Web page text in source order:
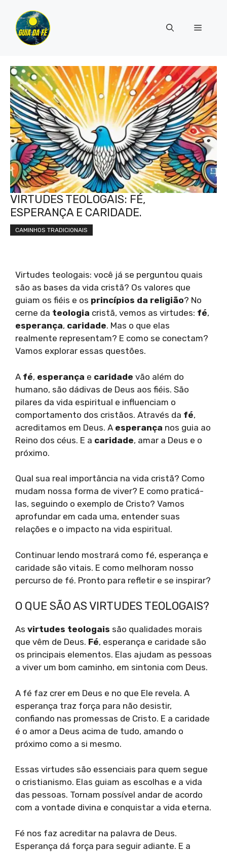
para
conteúdo
Menu
VIRTUDES TEOLOGAIS: FÉ,
ESPERANÇA E CARIDADE.
CAMINHOS TRADICIONAIS
Virtudes teologais: você já se perguntou quais
são as bases da vida cristã? Os valores que
guiam os fiéis e os princípios da religião? No
cerne da teologia cristã, vemos as virtudes: fé,
esperança, caridade. Mas o que elas
realmente representam? E como se conectam?
Vamos explorar essas questões.
A fé, esperança e caridade vão além do
humano, são dádivas de Deus aos fiéis. São
pilares da vida espiritual e influenciam o
comportamento dos cristãos. Através da fé,
acreditamos em Deus. A esperança nos guia ao
Reino dos céus. E a caridade, amar a Deus e o
próximo.
Qual sua real importância na vida cristã? Como
mudam nossa forma de viver? E como praticá-
las, seguindo o exemplo de Cristo? Vamos
aprofundar em cada uma, entender suas
relações e o impacto na vida espiritual.
Continuar lendo mostrará como fé, esperança e
caridade são vitais. E como melhoram nosso
percurso de fé. Pronto para refletir e se inspirar?
O QUE SÃO AS VIRTUDES TEOLOGAIS?
As virtudes teologais são qualidades morais
que vêm de Deus. Fé, esperança e caridade são
os principais elementos. Elas ajudam as pessoas
a viver um bom caminho, em sintonia com Deus.
A fé faz crer em Deus e no que Ele revela. A
esperança traz força para não desistir,
confiando nas promessas de Cristo. E a caridade
é o amor a Deus acima de tudo, amando o
próximo como a si mesmo.
Essas virtudes são essenciais para quem segue
o cristianismo. Elas guiam as escolhas e a vida
das pessoas. Tornam possível andar de acordo
com a vontade divina e conquistar a vida eterna.
Fé nos faz acreditar na palavra de Deus.
Esperança dá força para seguir adiante. E a